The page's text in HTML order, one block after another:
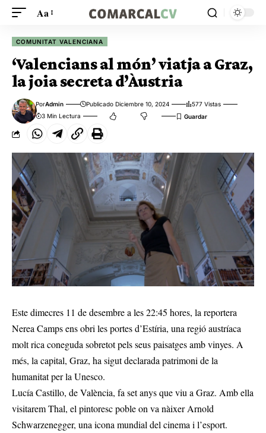
Aa
COMUNITAT VALENCIANA
‘Valencians al món’ viatja a Graz,
la joia secreta d’Àustria
PorAdmin Publicado Diciembre 10, 2024
577 Vistas
3 Min Lectura
Este dimecres 11 de desembre a les 22:45 hores, la reportera
Nerea Camps ens obri les portes d’Estíria, una regió austríaca
molt rica coneguda sobretot pels seus paisatges amb vinyes. A
més, la capital, Graz, ha sigut declarada patrimoni de la
humanitat per la Unesco.
Lucía Castillo, de València, fa set anys que viu a Graz. Amb ella
visitarem Thal, el pintoresc poble on va nàixer Arnold
Schwarzenegger, una icona mundial del cinema i l’esport.